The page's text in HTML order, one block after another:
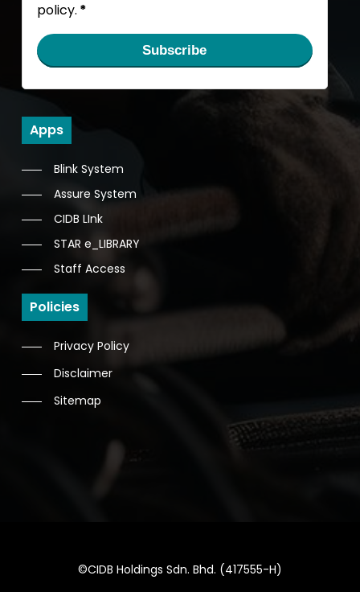
policy. *
Subscribe
Apps
Blink System
Assure System
CIDB LInk
STAR e_LIBRARY
Staff Access
Policies
Privacy Policy
Disclaimer
Sitemap
©CIDB Holdings Sdn. Bhd. (417555-H)